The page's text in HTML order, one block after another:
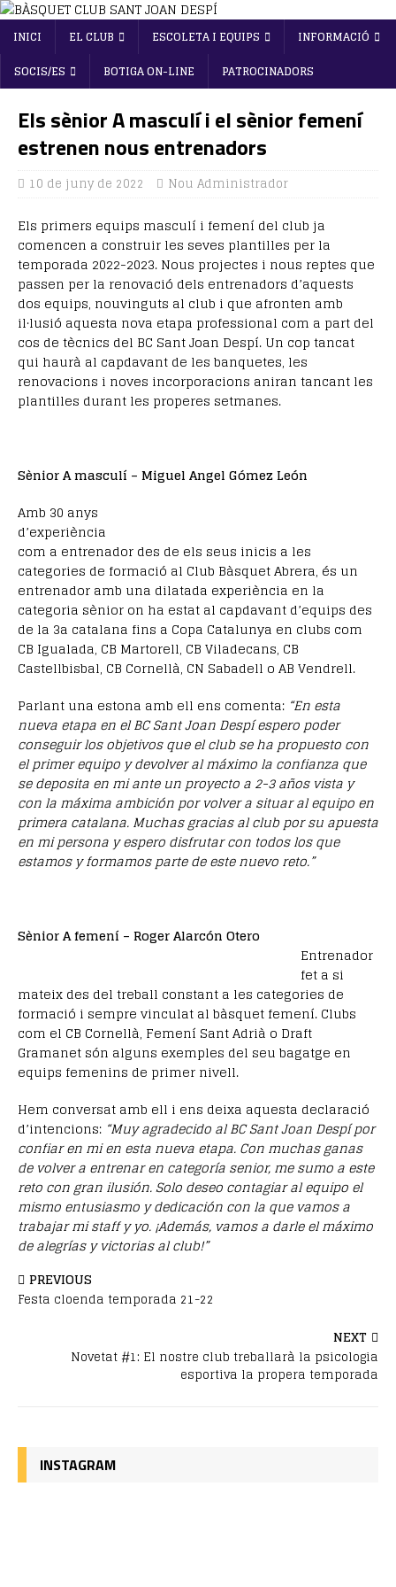
INICI EL CLUB ESCOLETA I EQUIPS
INFORMACIÓ
SOCIS/ES
BOTIGA ON-LINE PATROCINADORS
Els sènior A masculí i el sènior femení
estrenen nous entrenadors
10 de juny de 2022 Nou Administrador
Els primers equips masculí i femení del club ja
comencen a construir les seves plantilles per la
temporada 2022-2023. Nous projectes i nous reptes que
passen per la renovació dels entrenadors d’aquests
dos equips, nouvinguts al club i que afronten amb
il·lusió aquesta nova etapa professional com a part del
cos de tècnics del BC Sant Joan Despí. Un cop tancat
qui haurà al capdavant de les banquetes, les
renovacions i noves incorporacions aniran tancant les
plantilles durant les properes setmanes.
Sènior A masculí – Miguel Angel Gómez León
Amb 30 anys
d’experiència
com a entrenador des de els seus inicis a les
categories de formació al Club Bàsquet Abrera, és un
entrenador amb una dilatada experiència en la
categoria sènior on ha estat al capdavant d’equips des
de la 3a catalana fins a Copa Catalunya en clubs com
CB Igualada, CB Martorell, CB Viladecans, CB
Castellbisbal, CB Cornellà, CN Sabadell o AB Vendrell.
Parlant una estona amb ell ens comenta: “En esta
nueva etapa en el BC Sant Joan Despí espero poder
conseguir los objetivos que el club se ha propuesto con
el primer equipo y devolver al máximo la confianza que
se deposita en mi ante un proyecto a 2-3 años vista y
con la máxima ambición por volver a situar al equipo en
primera catalana. Muchas gracias al club por su apuesta
en mi persona y espero disfrutar con todos los que
estamos y formamos parte de este nuevo reto.”
Sènior A femení – Roger Alarcón Otero
Entrenador
fet a si
mateix des del treball constant a les categories de
formació i sempre vinculat al bàsquet femení. Clubs
com el CB Cornellà, Femení Sant Adrià o Draft
Gramanet són alguns exemples del seu bagatge en
equips femenins de primer nivell.
Hem conversat amb ell i ens deixa aquesta declaració
d’intencions: “Muy agradecido al BC Sant Joan Despí por
confiar en mi en esta nueva etapa. Con muchas ganas
de volver a entrenar en categoría senior, me sumo a este
reto con gran ilusión. Solo deseo contagiar al equipo el
mismo entusiasmo y dedicación con la que vamos a
trabajar mi staff y yo. ¡Además, vamos a darle el máximo
de alegrías y victorias al club!”
PREVIOUS
Festa cloenda temporada 21-22
NEXT
Novetat #1: El nostre club treballarà la psicologia
esportiva la propera temporada
INSTAGRAM